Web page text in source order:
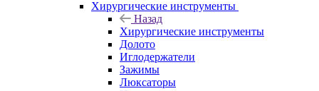
Хирургические инструменты
Назад
Хирургические инструменты
Долото
Иглодержатели
Зажимы
Люксаторы